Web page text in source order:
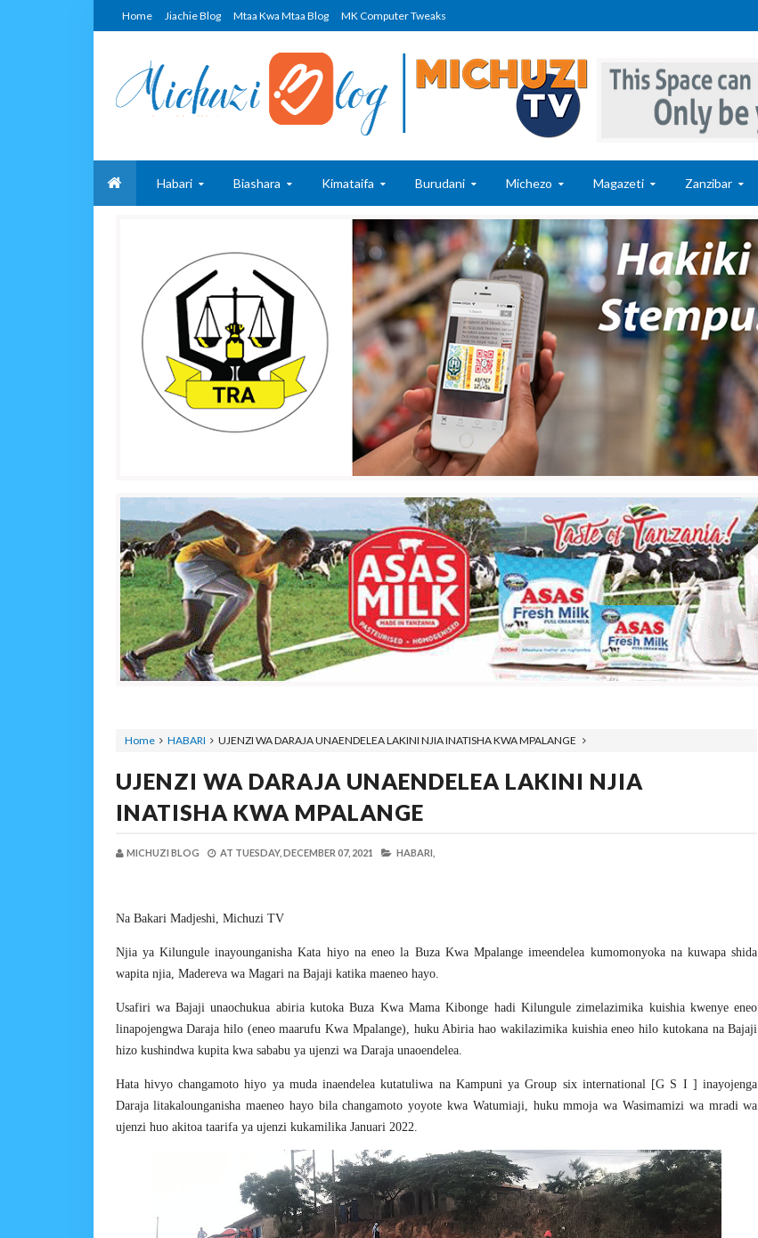
Home Jiachie Blog Mtaa Kwa Mtaa Blog MK Computer Tweaks
Habari Biashara Kimataifa Burudani Michezo Magazeti Zanzibar
Home HABARI UJENZI WA DARAJA UNAENDELEA LAKINI NJIA INATISHA KWA MPALANGE
UJENZI WA DARAJA UNAENDELEA LAKINI NJIA
INATISHA KWA MPALANGE
MICHUZI BLOG AT TUESDAY, DECEMBER 07, 2021 HABARI,
Na Bakari Madjeshi, Michuzi TV
Njia ya Kilungule inayounganisha Kata hiyo na eneo la Buza Kwa Mpalange imeendelea kumomonyoka na kuwapa shida
wapita njia, Madereva wa Magari na Bajaji katika maeneo hayo.
Usafiri wa Bajaji unaochukua abiria kutoka Buza Kwa Mama Kibonge hadi Kilungule zimelazimika kuishia kwenye eneo
linapojengwa Daraja hilo (eneo maarufu Kwa Mpalange), huku Abiria hao wakilazimika kuishia eneo hilo kutokana na Bajaji
hizo kushindwa kupita kwa sababu ya ujenzi wa Daraja unaoendelea.
Hata hivyo changamoto hiyo ya muda inaendelea kutatuliwa na Kampuni ya Group six international [G S I ] inayojenga
Daraja litakalounganisha maeneo hayo bila changamoto yoyote kwa Watumiaji, huku mmoja wa Wasimamizi wa mradi wa
ujenzi huo akitoa taarifa ya ujenzi kukamilika Januari 2022.